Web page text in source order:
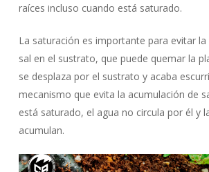
raíces incluso cuando está saturado.
La saturación es importante para evitar
sal en el sustrato, que puede quemar la
se desplaza por el sustrato y acaba
mecanismo que evita la acumulación de
está saturado, el agua no circula por él y
acumulan.